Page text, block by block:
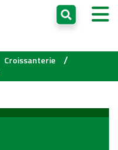
Croissanterie /